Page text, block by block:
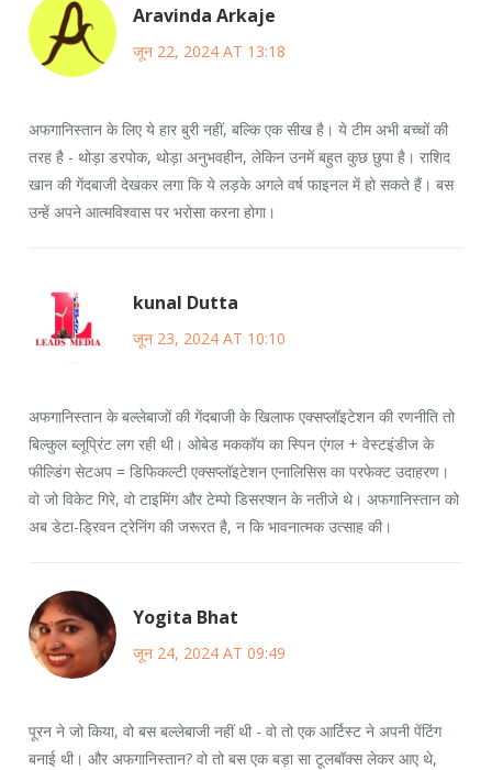
Aravinda Arkaje
जून 22, 2024 AT 13:18
अफगानिस्तान के लिए ये हार बुरी नहीं, बल्कि एक सीख है। ये टीम अभी बच्चों की
तरह है - थोड़ा डरपोक, थोड़ा अनुभवहीन, लेकिन उनमें बहुत कुछ छुपा है। राशिद
खान की गेंदबाजी देखकर लगा कि ये लड़के अगले वर्ष फाइनल में हो सकते हैं। बस
उन्हें अपने आत्मविश्वास पर भरोसा करना होगा।
kunal Dutta
जून 23, 2024 AT 10:10
अफगानिस्तान के बल्लेबाजों की गेंदबाजी के खिलाफ एक्सप्लॉइटेशन की रणनीति तो
बिल्कुल ब्लूप्रिंट लग रही थी। ओबेड मककॉय का स्पिन एंगल + वेस्टइंडीज के
फील्डिंग सेटअप = डिफिकल्टी एक्सप्लॉइटेशन एनालिसिस का परफेक्ट उदाहरण।
वो जो विकेट गिरे, वो टाइमिंग और टेम्पो डिसरप्शन के नतीजे थे। अफगानिस्तान को
अब डेटा-ड्रिवन ट्रेनिंग की जरूरत है, न कि भावनात्मक उत्साह की।
Yogita Bhat
जून 24, 2024 AT 09:49
पूरन ने जो किया, वो बस बल्लेबाजी नहीं थी - वो तो एक आर्टिस्ट ने अपनी पेंटिंग
बनाई थी। और अफगानिस्तान? वो तो बस एक बड़ा सा टूलबॉक्स लेकर आए थे,